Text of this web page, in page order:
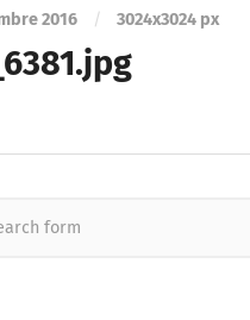
2016 / 3024x3024 px